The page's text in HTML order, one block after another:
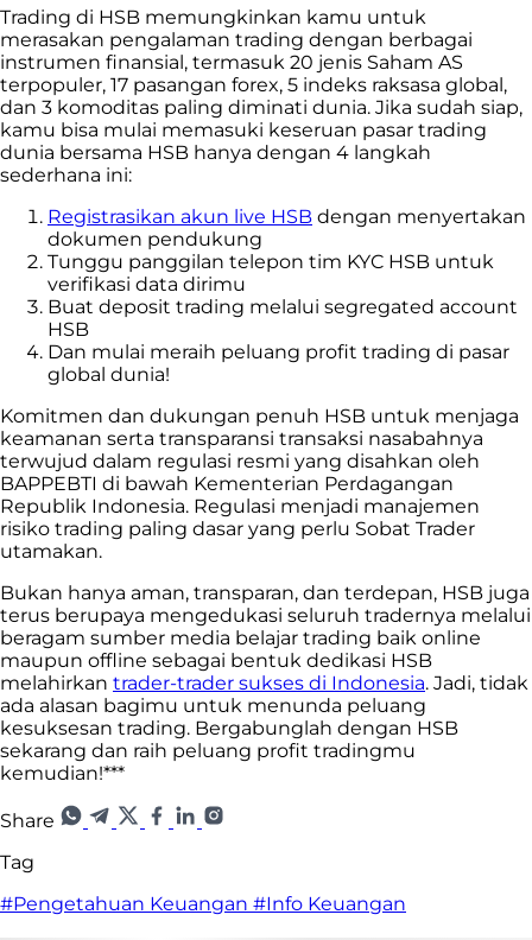
Trading di HSB memungkinkan kamu untuk
merasakan pengalaman trading dengan berbagai
instrumen finansial, termasuk 20 jenis Saham AS
terpopuler, 17 pasangan forex, 5 indeks raksasa global,
dan 3 komoditas paling diminati dunia. Jika sudah siap,
kamu bisa mulai memasuki keseruan pasar trading
dunia bersama HSB hanya dengan 4 langkah
sederhana ini:
Registrasikan akun live HSB dengan menyertakan
dokumen pendukung
Tunggu panggilan telepon tim KYC HSB untuk
verifikasi data dirimu
Buat deposit trading melalui segregated account
HSB
Dan mulai meraih peluang profit trading di pasar
global dunia!
Komitmen dan dukungan penuh HSB untuk menjaga
keamanan serta transparansi transaksi nasabahnya
terwujud dalam regulasi resmi yang disahkan oleh
BAPPEBTI di bawah Kementerian Perdagangan
Republik Indonesia. Regulasi menjadi manajemen
risiko trading paling dasar yang perlu Sobat Trader
utamakan.
Bukan hanya aman, transparan, dan terdepan, HSB juga
terus berupaya mengedukasi seluruh tradernya melalui
beragam sumber media belajar trading baik online
maupun offline sebagai bentuk dedikasi HSB
melahirkan trader-trader sukses di Indonesia. Jadi, tidak
ada alasan bagimu untuk menunda peluang
kesuksesan trading. Bergabunglah dengan HSB
sekarang dan raih peluang profit tradingmu
kemudian!***
Share
Tag
#Pengetahuan Keuangan #Info Keuangan